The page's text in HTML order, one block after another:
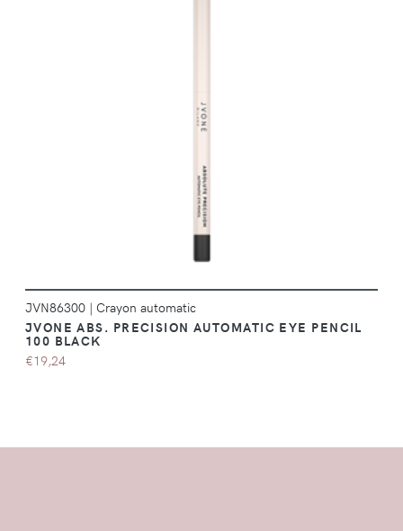
DÉTAILS
JVN86300 | Crayon automatic
JVONE ABS. PRECISION AUTOMATIC EYE PENCIL
100 BLACK
€19,24